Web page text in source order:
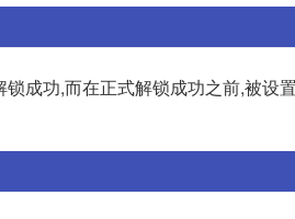
成功,而在正式解锁成功之前,被设